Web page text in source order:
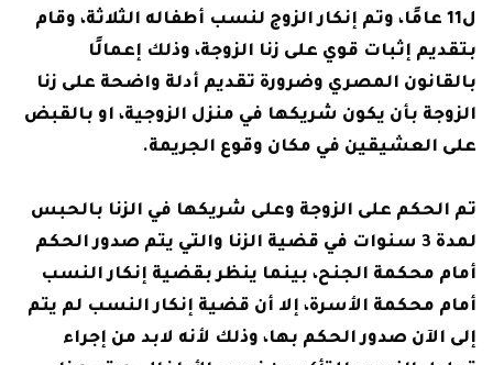
ل11 عامًا، وتم إنكار الزوج لنسب أطفاله الثلاثة، وقام
بتقديم إثبات قوي على زنا الزوجة، وذلك إعمالًا
بالقانون المصري وضرورة تقديم أدلة واضحة على زنا
الزوجة بأن يكون شريكها في منزل الزوجية، او بالقبض
على العشيقين في مكان وقوع الجريمة.
تم الحكم على الزوجة وعلى شريكها في الزنا بالحبس
لمدة 3 سنوات في قضية الزنا والتي يتم صدور الحكم
أمام محكمة الجنح، بينما ينظر بقضية إنكار النسب
أمام محكمة الأسرة، إلا أن قضية إنكار النسب لم يتم
إلى الآن صدور الحكم بها، وذلك لأنه لابد من إجراء